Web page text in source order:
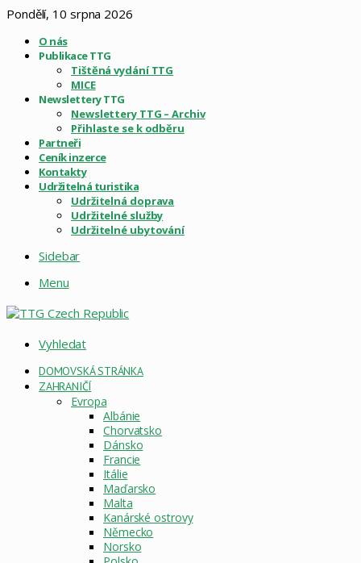
Pondělí, 10 srpna 2026
O nás
Publikace TTG
Tištěná vydání TTG
MICE
Newslettery TTG
Newslettery TTG – Archiv
Přihlaste se k odběru
Partneři
Ceník inzerce
Kontakty
Udržitelná turistika
Udržitelná doprava
Udržitelné služby
Udržitelné ubytování
Sidebar
Menu
Vyhledat
DOMOVSKÁ STRÁNKA
ZAHRANIČÍ
Evropa
Albánie
Chorvatsko
Dánsko
Francie
Itálie
Maďarsko
Malta
Kanárské ostrovy
Německo
Norsko